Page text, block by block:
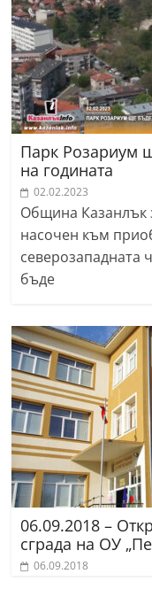
Парк Розариум
на годината
02.02.2023
Община Казанлък
насочен към
северозападната
бъде
06.09.2018 –
сграда на ОУ
06.09.2018